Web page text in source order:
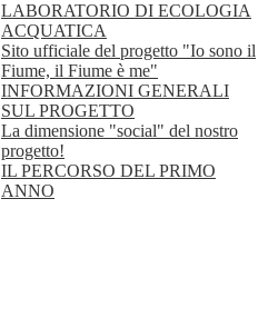
LABORATORIO DI ECOLOGIA
ACQUATICA
Sito ufficiale del progetto "Io sono il
Fiume, il Fiume è me"
INFORMAZIONI GENERALI
SUL PROGETTO
La dimensione "social" del nostro
progetto!
IL PERCORSO DEL PRIMO
ANNO